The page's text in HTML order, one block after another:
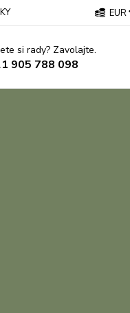
EUR
si rady? Zavolajte.
905 788 098